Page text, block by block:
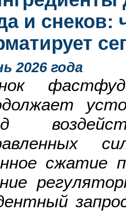
и снеков:
2026 года
сжатие